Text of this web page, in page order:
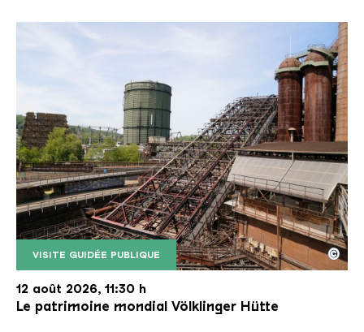
VISITE GUIDÉE PUBLIQUE
Le monte-charge incliné de la Völklinger Hütte
Copyright: Weltkulturerbe Völklinger Hütte | Karl
©
12 août 2026, 11:30 h
Le patrimoine mondial Völklinger Hütte